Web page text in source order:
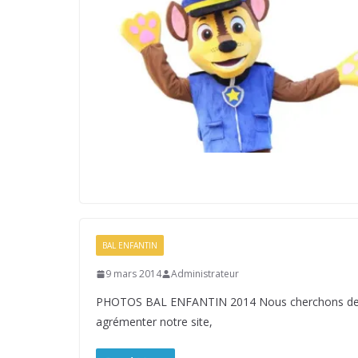
BAL ENFANTIN
9 mars 2014 Administrateur
PHOTOS BAL ENFANTIN 2014 Nous cherchons
agrémenter notre site,